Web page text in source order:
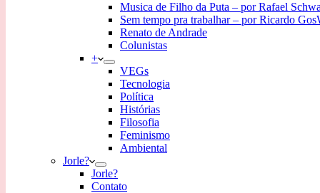
Musica de Filho da Puta – por Rafael
Sem tempo pra trabalhar – por Ricardo
Renato de Andrade
Colunistas
+
VEGs
Tecnologia
Política
Histórias
Filosofia
Feminismo
Ambiental
Jorle?
Jorle?
Contato